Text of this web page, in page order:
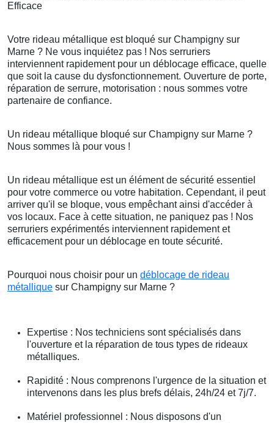
Efficace
Votre rideau métallique est bloqué sur Champigny sur
Marne ? Ne vous inquiétez pas ! Nos serruriers
interviennent rapidement pour un déblocage efficace, quelle
que soit la cause du dysfonctionnement. Ouverture de porte,
réparation de serrure, motorisation : nous sommes votre
partenaire de confiance.
Un rideau métallique bloqué sur Champigny sur Marne ?
Nous sommes là pour vous !
Un rideau métallique est un élément de sécurité essentiel
pour votre commerce ou votre habitation. Cependant, il peut
arriver qu'il se bloque, vous empêchant ainsi d'accéder à
vos locaux. Face à cette situation, ne paniquez pas ! Nos
serruriers expérimentés interviennent rapidement et
efficacement pour un déblocage en toute sécurité.
Pourquoi nous choisir pour un déblocage de rideau
métallique sur Champigny sur Marne ?
Expertise : Nos techniciens sont spécialisés dans
l'ouverture et la réparation de tous types de rideaux
métalliques.
Rapidité : Nous comprenons l'urgence de la situation et
intervenons dans les plus brefs délais, 24h/24 et 7j/7.
Matériel professionnel : Nous disposons d'un